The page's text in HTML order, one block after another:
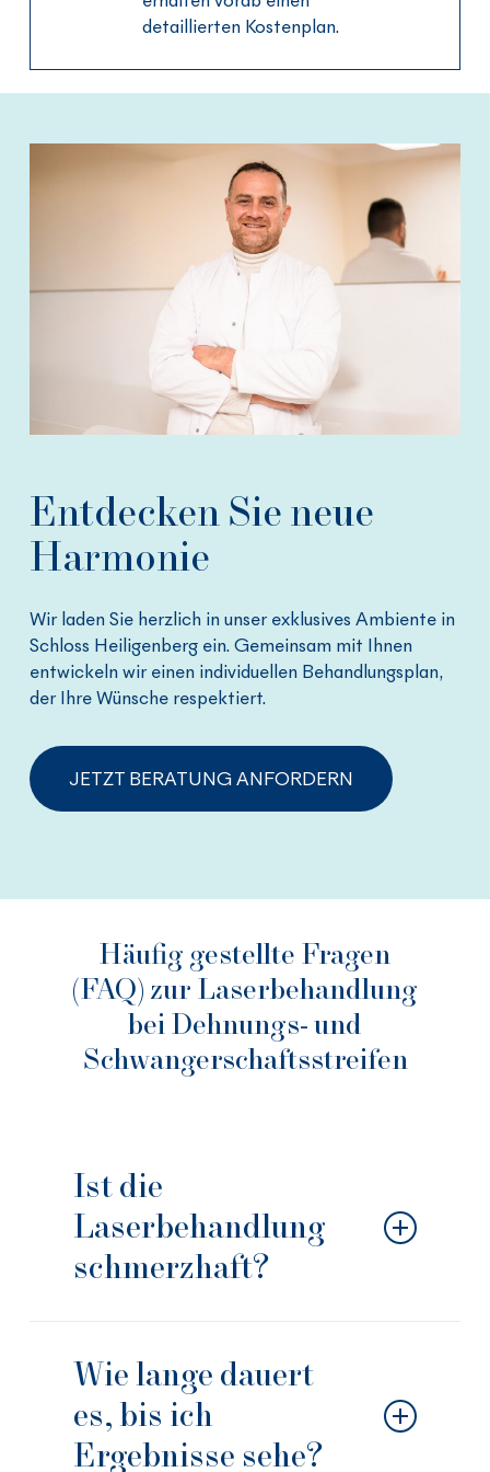
detaillierten Kostenplan.
Entdecken Sie neue
Harmonie
Wir laden Sie herzlich in unser exklusives Ambiente in
Schloss Heiligenberg ein. Gemeinsam mit Ihnen
entwickeln wir einen individuellen Behandlungsplan,
der Ihre Wünsche respektiert.
JETZT BERATUNG ANFORDERN
Häufig gestellte Fragen
(FAQ) zur Laserbehandlung
bei Dehnungs- und
Schwangerschaftsstreifen
Ist die
Laserbehandlung
schmerzhaft?
vertragen. Patienten beschreiben das
Gefühl als ein leichtes Kribbeln oder das
Schnappen eines Gummibandes. Bei
Bedarf können wir vor der Behandlung
eine betäubende Creme auftragen, um
Wie lange dauert
es, bis ich
Ergebnisse sehe?